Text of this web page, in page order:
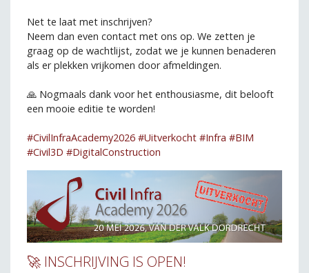
Net te laat met inschrijven?
Neem dan even contact met ons op. We zetten je
graag op de wachtlijst, zodat we je kunnen benaderen
als er plekken vrijkomen door afmeldingen.
🙏 Nogmaals dank voor het enthousiasme, dit belooft
een mooie editie te worden!
hashtag
#CivilInfraAcademy2026 hashtag
#Uitverkocht hashtag
#Infra hashtag
#BIM
#Civil3D hashtag
#DigitalConstruction
🚀 INSCHRIJVING IS OPEN!